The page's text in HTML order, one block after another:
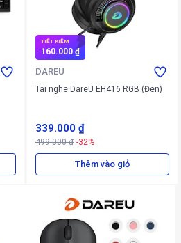
TIẾT KIỆM
160.000 ₫
DAREU
Tai nghe DareU EH416 RGB (Đen)
339.000 ₫
499.000 ₫ -32%
Thêm vào giỏ